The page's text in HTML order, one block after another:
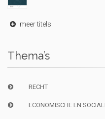
meer titels
Thema’s
RECHT
ECONOMISCHE EN